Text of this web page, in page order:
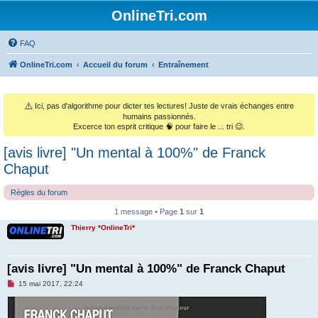
OnlineTri.com
FAQ
OnlineTri.com Accueil du forum Entraînement
⚠️ Ici, pas d'algorithme pour dicter tes lectures! Juste de vrais échanges entre
humains passionnés.
Excerce ton esprit critique 🧠 pour faire le ... tri 😉.
[avis livre] "Un mental à 100%" de Franck
Chaput
Règles du forum
1 message • Page 1 sur 1
Thierry *OnlineTri*
[avis livre] "Un mental à 100%" de Franck Chaput
M
s
15 mai 2017, 22:24